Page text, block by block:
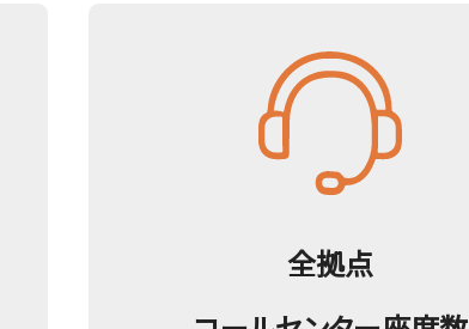
全拠点